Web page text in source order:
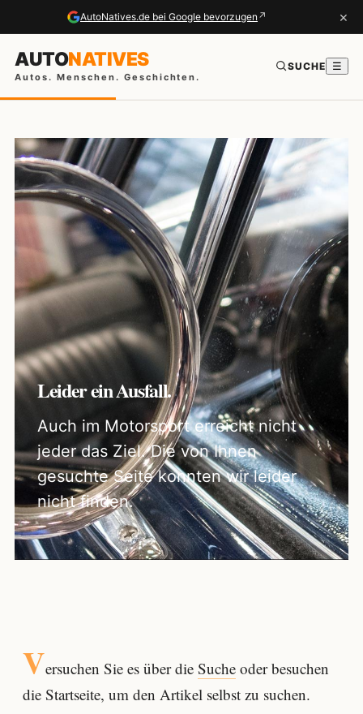
AutoNatives.de bei Google bevorzugen ↗ ×
AUTONATIVES
Autos. Menschen. Geschichten.
SUCHE ☰
Leider ein Ausfall.
Auch im Motorsport erreicht nicht
jeder das Ziel. Die von Ihnen
gesuchte Seite konnten wir leider
nicht finden.
Versuchen Sie es über die Sucheoder besuchen
die Startseite, um den Artikel selbst zu suchen.